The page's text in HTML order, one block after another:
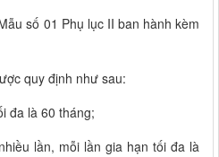
số 01 Phụ lục II ban hành kèm
quy định như sau:
đa là 60 tháng;
lần, mỗi lần gia hạn tối đa là